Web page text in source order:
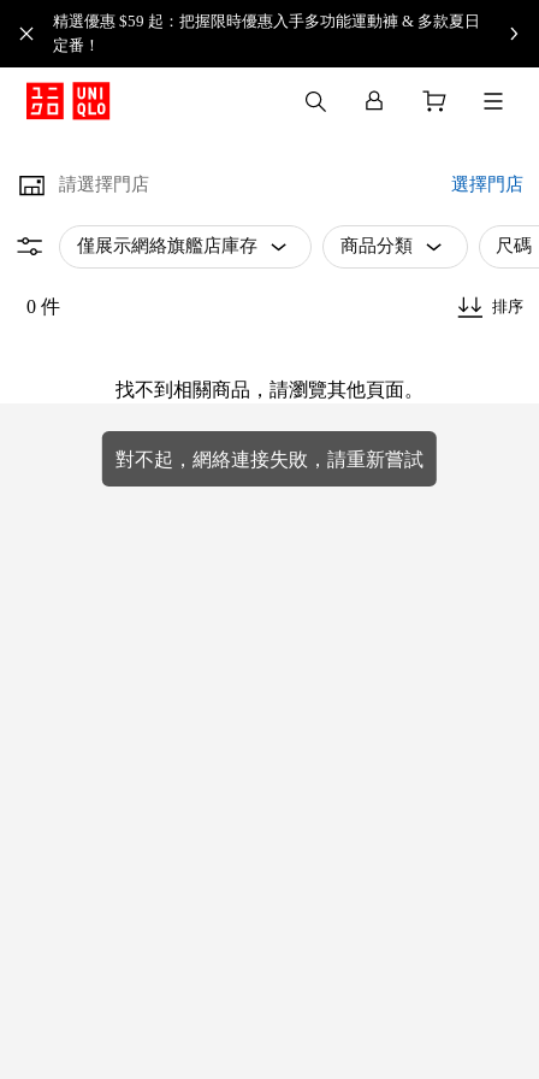
精選優惠 $59 起：把握限時優惠入手多功能運動褲 & 多款夏日
定番！​
請選擇門店 選擇門店
僅展示網絡旗艦店庫存 商品分類 尺碼
0 件 排序
找不到相關商品，請瀏覽其他頁面。
對不起，網絡連接失敗，請重新嘗試